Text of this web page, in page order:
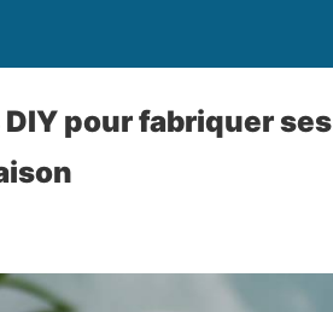
pour fabriquer